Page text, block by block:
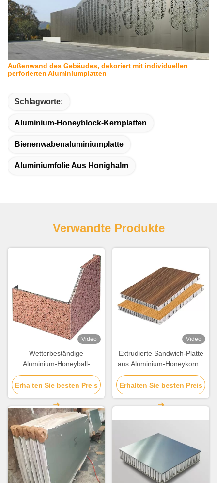
Außenwand des Gebäudes, dekoriert mit individuellen
perforierten Aluminiumplatten
Schlagworte:
Aluminium-Honeyblock-Kernplatten
Bienenwabenaluminiumplatte
Aluminiumfolie Aus Honighalm
Verwandte Produkte
Video
Wetterbeständige
Aluminium-Honeyball-
Verbundplatte Leichtgewicht
Erhalten Sie besten Preis
Video
Extrudierte Sandwich-Platte
aus Aluminium-Honeykorn 6
mm 8 mm 10 mm 20 mm
Erhalten Sie besten Preis